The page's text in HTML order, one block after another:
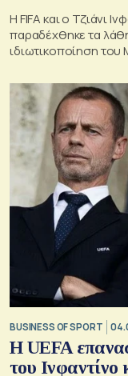
Η FIFA και ο Τζιάνι
παραδέχθηκε τα
ιδιωτικοποίηση του
BUSINESS OF SPORT
Η UEFA
του Ινφαντίνο